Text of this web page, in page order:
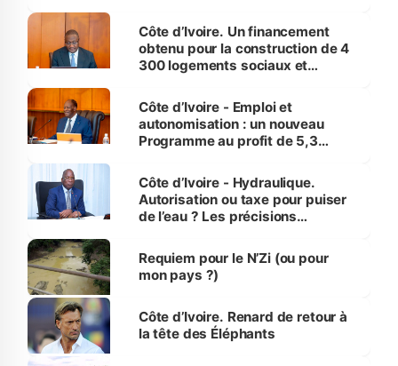
Côte d’Ivoire. Un financement
obtenu pour la construction de 4
300 logements sociaux et
et Yamoussoukro
Côte d’Ivoire - Emploi et
autonomisation : un nouveau
Programme au profit de 5,3
Côte d’Ivoire - Hydraulique.
Autorisation ou taxe pour puiser
de l’eau ? Les précisions
Requiem pour le N’Zi (ou pour
mon pays ?)
Côte d’Ivoire. Renard de retour à
la tête des Éléphants